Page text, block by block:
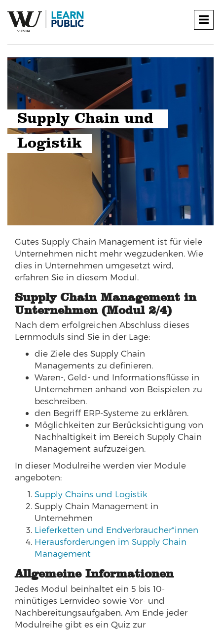
Supply Chain und
Logistik
Gutes Supply Chain Management ist für viele
Unternehmen nicht mehr wegzudenken. Wie
dies in Unternehmen umgesetzt wird,
erfahren Sie in diesem Modul.
Supply Chain Management in
Unternehmen (Modul 2/4)
Nach dem erfolgreichen Abschluss dieses
Lernmoduls sind Sie in der Lage:
die Ziele des Supply Chain
Managements zu definieren.
Waren-, Geld- und Informationsflüsse in
Unternehmen anhand von Beispielen zu
beschreiben.
den Begriff ERP-Systeme zu erklären.
Möglichkeiten zur Berücksichtigung von
Nachhaltigkeit im Bereich Supply Chain
Management aufzuzeigen.
In dieser Modulreihe werden vier Module
angeboten:
Supply Chains und Logistik
Supply Chain Management in
Unternehmen
Lieferketten und Endverbraucher*innen
Herausforderungen im Supply Chain
Management
Allgemeine Informationen
Jedes Modul beinhaltet ein 5 bis 10-
minütiges Lernvideo sowie Vor- und
Nachbereitungsaufgaben. Am Ende jeder
Modulreihe gibt es ein Quiz zur